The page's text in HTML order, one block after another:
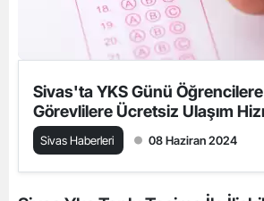
Sivas'ta YKS Günü
Görevlilere Ücretsiz Ulaşım
Sivas Haberleri 08 Haziran 2024